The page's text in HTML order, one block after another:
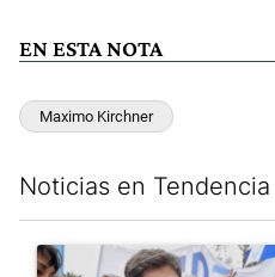
EN ESTA NOTA
Maximo Kirchner
Noticias en Tendencia
Un artículo de tendencia con